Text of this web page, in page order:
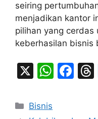
seiring
menjadikan kantor
pilihan yang cerdas
keberhasilan bisnis
X
W F
Categories
Bisnis